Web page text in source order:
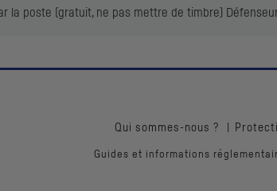
la poste (gratuit, ne pas mettre de timbre)
Qui sommes-nous ?
Guides et informations